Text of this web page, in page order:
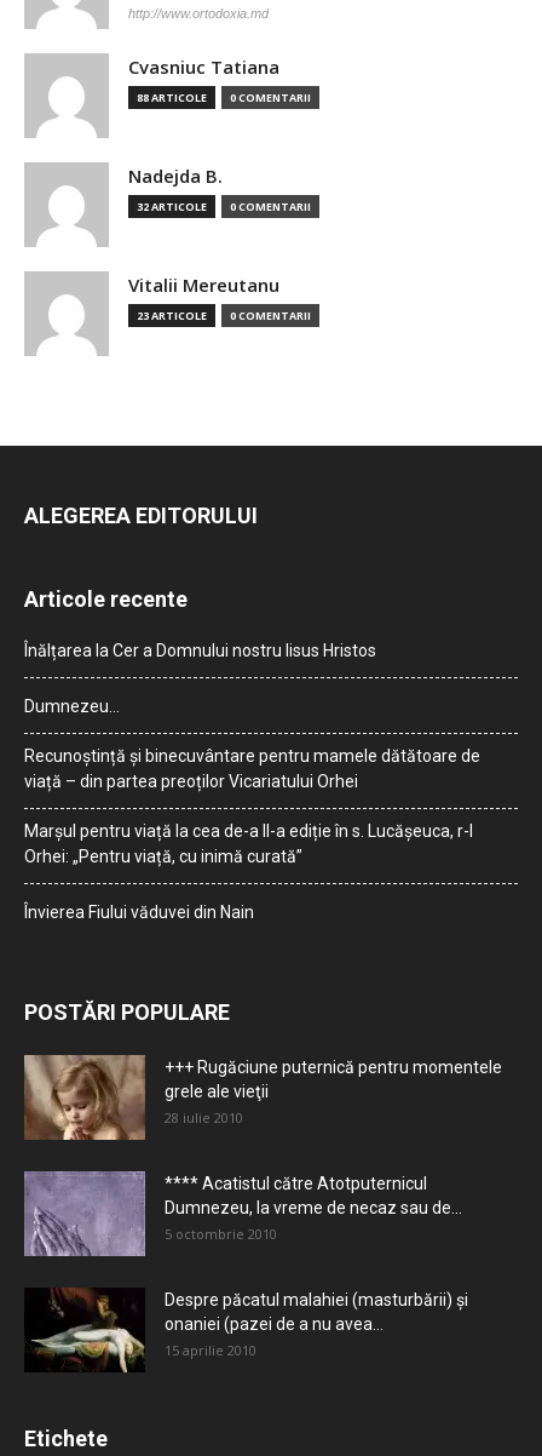
http://www.ortodoxia.md
Cvasniuc Tatiana
88 ARTICOLE 0 COMENTARII
Nadejda B.
32 ARTICOLE 0 COMENTARII
Vitalii Mereutanu
23 ARTICOLE 0 COMENTARII
ALEGEREA EDITORULUI
Articole recente
Înălțarea la Cer a Domnului nostru Iisus Hristos
Dumnezeu…
Recunoștință și binecuvântare pentru mamele dătătoare de
viață – din partea preoților Vicariatului Orhei
Marșul pentru viață la cea de-a II-a ediție în s. Lucășeuca, r-l
Orhei: „Pentru viață, cu inimă curată”
Învierea Fiului văduvei din Nain
POSTĂRI POPULARE
+++ Rugăciune puternică pentru momentele
grele ale vieţii
28 iulie 2010
**** Acatistul către Atotputernicul
Dumnezeu, la vreme de necaz sau de...
5 octombrie 2010
Despre păcatul malahiei (masturbării) şi
onaniei (pazei de a nu avea...
15 aprilie 2010
Etichete